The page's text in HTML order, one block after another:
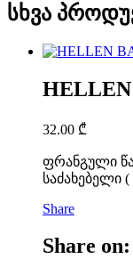
სხვა
32.00 ₾
ფრანგული
საძახებელი
Share
Share on: